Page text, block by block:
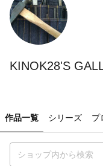
KINOK28'S
作品一覧 シリーズ プ